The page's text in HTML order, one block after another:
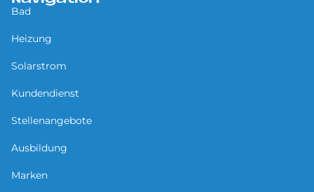
Bad
Heizung
Solarstrom
Kundendienst
Stellenangebote
Ausbildung
Marken